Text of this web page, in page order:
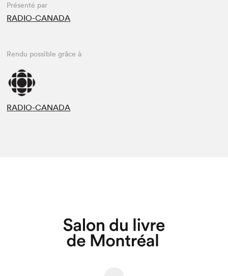
Présenté par
RADIO-CANADA
Rendu possible grâce à
RADIO-CANADA